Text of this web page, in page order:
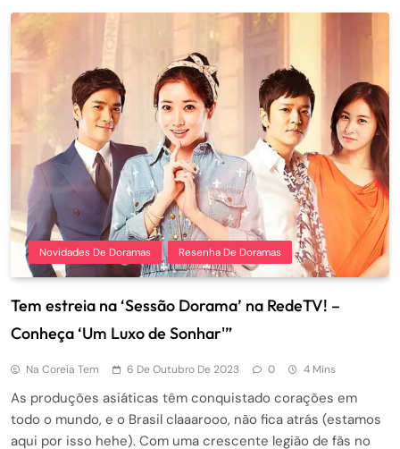
Novidades De Doramas Resenha De Doramas
Tem estreia na ‘Sessão Dorama’ na RedeTV! –
Conheça ‘Um Luxo de Sonhar'”
Na Coreia Tem 6 De Outubro De 2023 0 4 Mins
As produções asiáticas têm conquistado corações em
todo o mundo, e o Brasil claaarooo, não fica atrás (estamos
aqui por isso hehe). Com uma crescente legião de fãs no